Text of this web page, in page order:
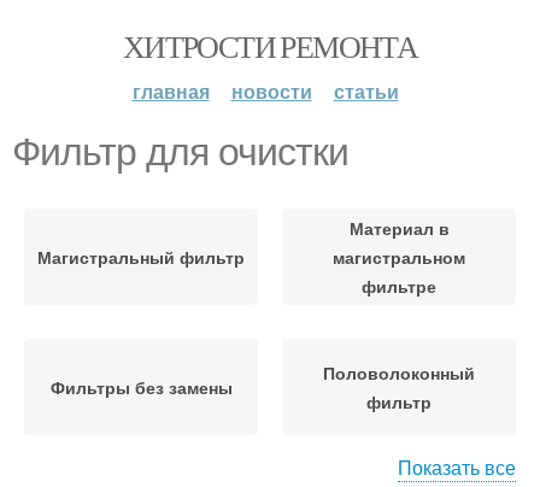
ХИТРОСТИ РЕМОНТА
главная новости статьи
Фильтр для очистки
Магистральный фильтр
Материал в
магистральном
фильтре
Фильтры без замены
Половолоконный
фильтр
Показать все